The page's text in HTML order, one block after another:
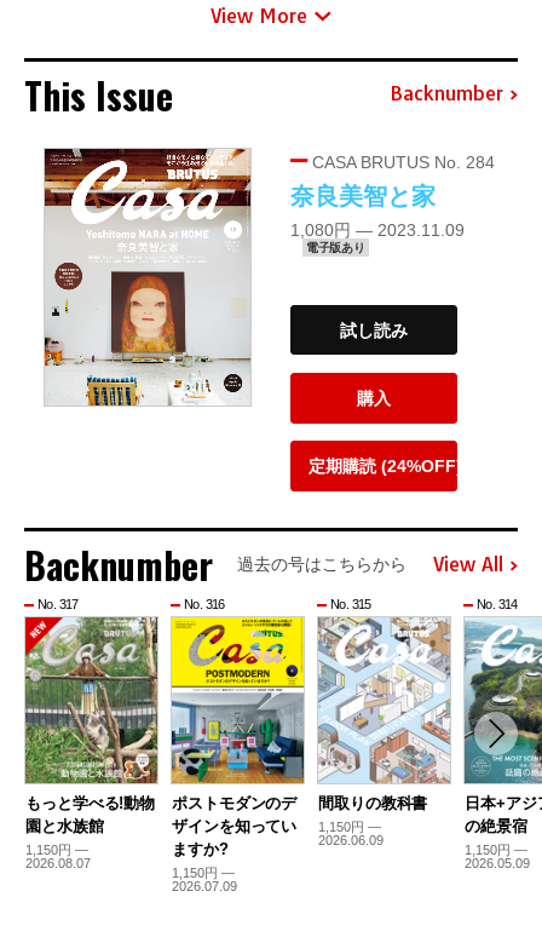
View More
This Issue Backnumber
CASA BRUTUS No. 284
奈良美智と家
1,080円 — 2023.11.09
電子版あり
試し読み
購入
定期購読 (24%OFF)
Backnumber 過去の号はこちらから View All
No. 317
もっと学べる!動物
園と水族館
1,150円 —
2026.08.07
No. 316
ポストモダンのデ
ザインを知ってい
ますか?
1,150円 —
2026.07.09
No. 315
間取りの教科書
1,150円 —
2026.06.09
No. 314
日本+アジ
の絶景宿
1,150円 —
2026.05.09